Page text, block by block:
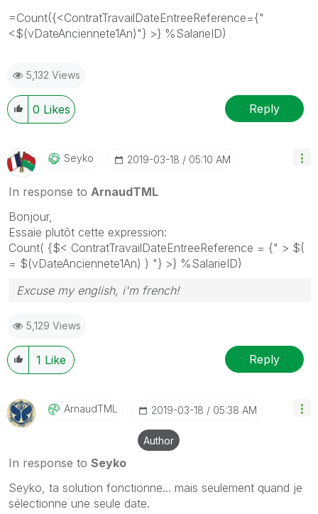
=Count({<ContratTravailDateEntreeReference={"
<$(vDateAnciennete1An)"} >} %SalarieID)
5,132 Views
0 Likes Reply
Seyko ‎2019-03-18 05:10 AM
In response to ArnaudTML
Bonjour,
Essaie plutôt cette expression:
Count( {$< ContratTravailDateEntreeReference = {" > $(
= $(vDateAnciennete1An) ) "} >} %SalarieID)
Excuse my english, i'm french!
5,129 Views
1 Like Reply
ArnaudTML ‎2019-03-18 05:38 AM
Author
In response to Seyko
Seyko, ta solution fonctionne... mais seulement quand je
sélectionne une seule date.